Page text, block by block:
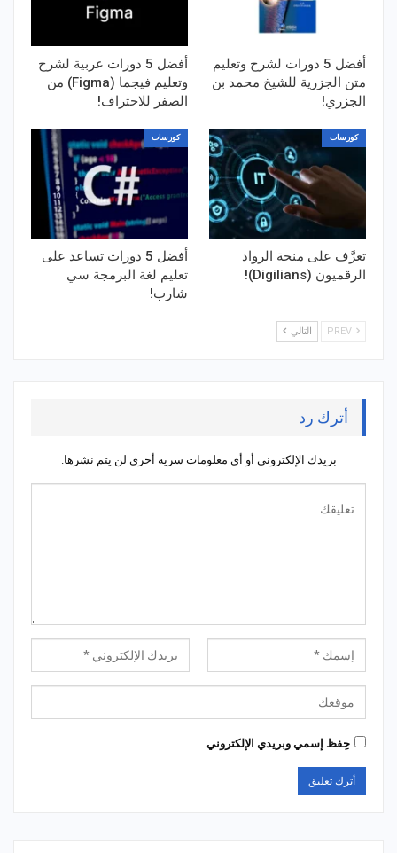
أفضل 5 دورات لشرح وتعليم
متن الجزرية للشيخ محمد بن
الجزري!
أفضل 5 دورات عربية لشرح
وتعليم فيجما (Figma) من
الصفر للاحتراف!
كورسات
تعرَّف على منحة الرواد
الرقميون (Digilians)!
كورسات
أفضل 5 دورات تساعد على
تعليم لغة البرمجة سي
شارب!
التالي
أترك رد
بريدك الإلكتروني أو أي معلومات سرية أخرى لن يتم نشرها.
حِفظ إسمي وبريدي الإلكتروني